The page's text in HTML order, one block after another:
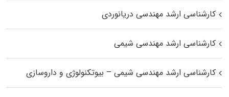
کارشناسی ارشد مهندسی دریانوردی
کارشناسی ارشد مهندسی شیمی
کارشناسی ارشد مهندسی شیمی – بیوتکنولوژی و داروسازی